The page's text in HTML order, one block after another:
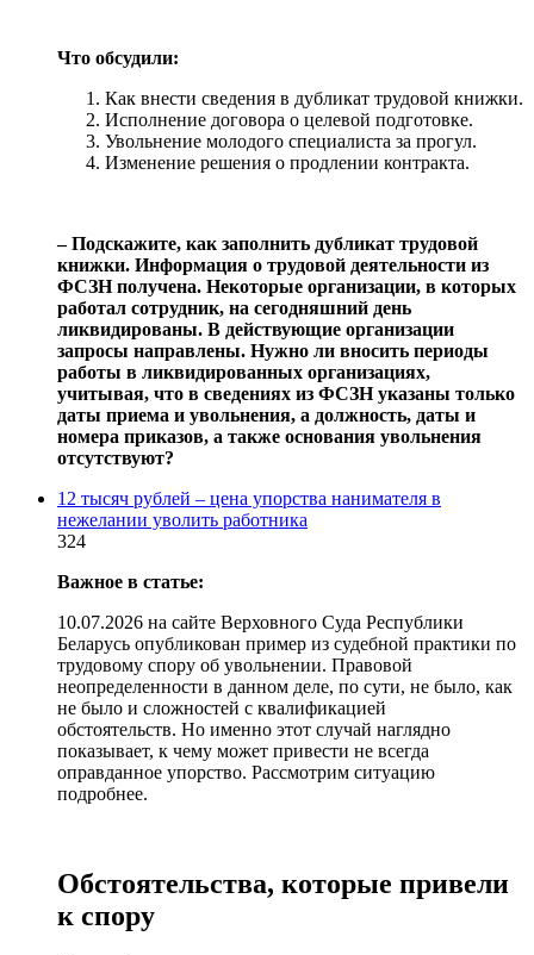
Что обсудили:
Как внести сведения в дубликат трудовой книжки.
Исполнение договора о целевой подготовке.
Увольнение молодого специалиста за прогул.
Изменение решения о продлении контракта.
‒ Подскажите, как заполнить дубликат трудовой
книжки. Информация о трудовой деятельности из
ФСЗН получена. Некоторые организации, в которых
работал сотрудник, на сегодняшний день
ликвидированы. В действующие организации
запросы направлены. Нужно ли вносить периоды
работы в ликвидированных организациях,
учитывая, что в сведениях из ФСЗН указаны только
даты приема и увольнения, а должность, даты и
номера приказов, а также основания увольнения
отсутствуют?
12 тысяч рублей – цена упорства нанимателя в
нежелании уволить работника
324
Важное в статье:
10.07.2026 на сайте Верховного Суда Республики
Беларусь опубликован пример из судебной практики по
трудовому спору об увольнении. Правовой
неопределенности в данном деле, по сути, не было, как
не было и сложностей с квалификацией
обстоятельств. Но именно этот случай наглядно
показывает, к чему может привести не всегда
оправданное упорство. Рассмотрим ситуацию
подробнее.
Обстоятельства, которые привели
к спору